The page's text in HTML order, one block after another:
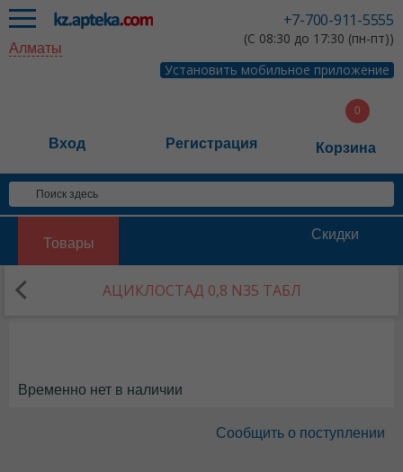
+7-700-911-5555
(С 08:30 до 17:30 (пн-пт))
Установить мобильное приложение
Алматы
Вход Регистрация Корзина
Товары
Скидки
АЦИКЛОСТАД 0,8 N35 ТАБЛ
Временно нет в наличии
Сообщить о поступлении